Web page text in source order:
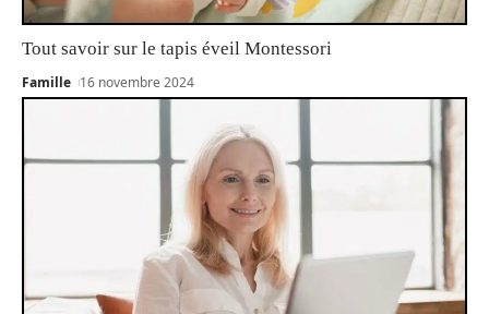
Tout savoir sur le tapis éveil Montessori
Famille 16 novembre 2024